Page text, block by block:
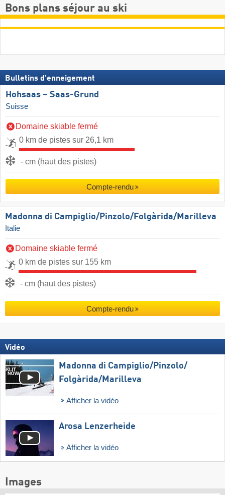
Bons plans séjour au ski
Bulletins d'enneigement
Hohsaas – Saas-Grund
Suisse
Domaine skiable fermé
0 km de pistes sur 26,1 km
- cm (haut des pistes)
Compte-rendu
Madonna di Campiglio/​Pinzolo/​Folgàrida/​Marilleva
Italie
Domaine skiable fermé
0 km de pistes sur 155 km
- cm (haut des pistes)
Compte-rendu
Vidéo
Madonna di Campiglio/​Pinzolo/​
Folgàrida/​Marilleva
Afficher la vidéo
Arosa Lenzerheide
Afficher la vidéo
Images